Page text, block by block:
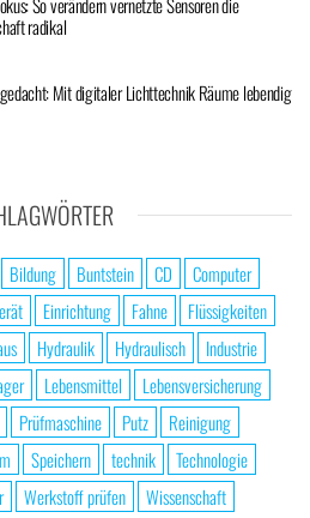
radikal
Mit digitaler Lichttechnik Räume lebendig
Bildung Buntstein CD
Computer
Einrichtung Fahne
Flüssigkeiten
Hydraulik Hydraulisch
Industrie
Lebensmittel
Lebensversicherung
Prüfmaschine Putz
Reinigung
Speichern technik
Technologie
Werkstoff prüfen
Wissenschaft